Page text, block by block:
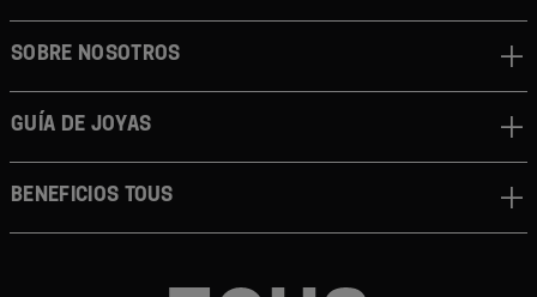
SOBRE NOSOTROS
GUÍA DE JOYAS
BENEFICIOS TOUS